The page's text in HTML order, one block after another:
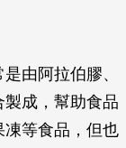
由阿拉伯膠、
成，幫助食品
凍等食品，但也